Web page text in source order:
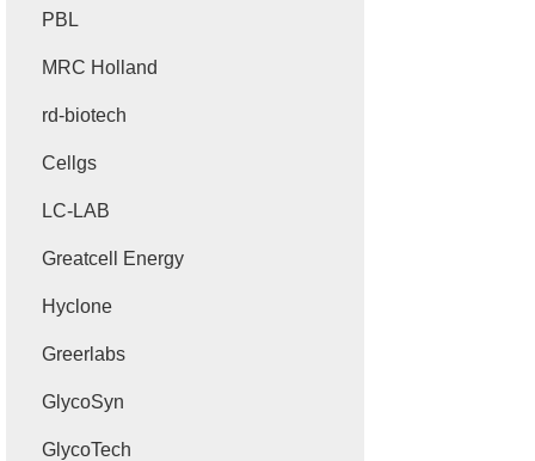
PBL
MRC Holland
rd-biotech
Cellgs
LC-LAB
Greatcell Energy
Hyclone
Greerlabs
GlycoSyn
GlycoTech